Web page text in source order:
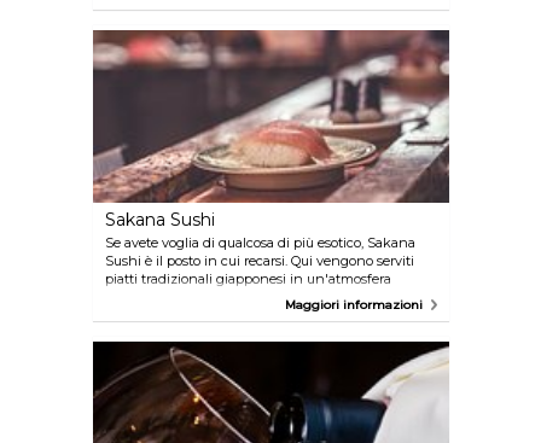
Sakana Sushi
Se avete voglia di qualcosa di più esotico, Sakana
Sushi è il posto in cui recarsi. Qui vengono serviti
piatti tradizionali giapponesi in un'atmosfera
tipicamente orientale. Se il sole splende e volete
mangiare all'aperto, il Sakana Sushi offre anche un
Maggiori informazioni